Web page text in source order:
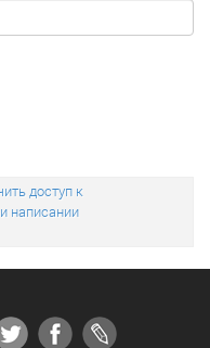
доступ к
написании